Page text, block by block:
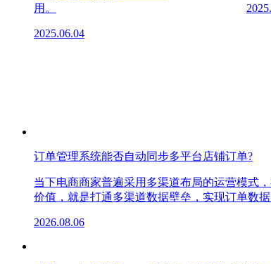
用。
2025.06.04
订单管理系统能否自动同步多平台店铺订单?
当下电商商家普遍采用多渠道布局的运营模式
价值，就是打通多渠道数据壁垒，实现订单数
2026.08.06